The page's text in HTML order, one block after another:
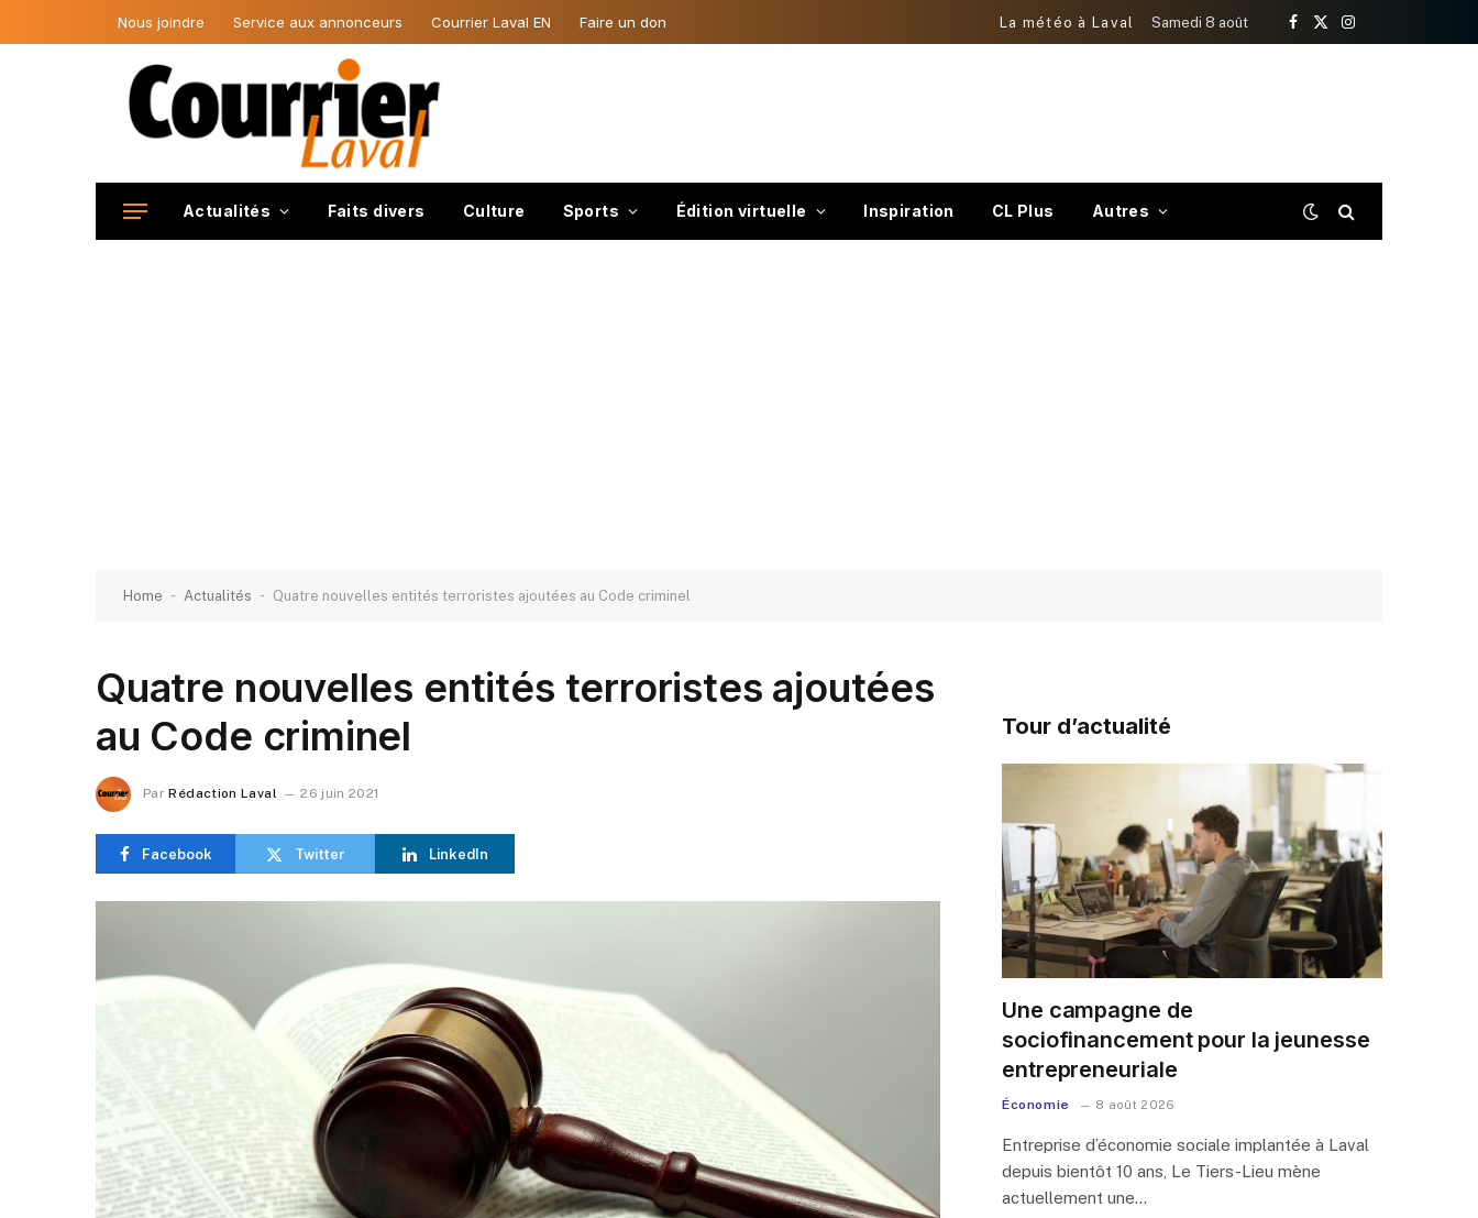
Nous joindre Service aux annonceurs Courrier Laval EN Faire un don La météo à Laval Samedi 8 août
Facebook
X
Instagram
Actualités Faits divers Culture Sports Édition virtuelle Inspiration CL Plus Autres
Home - Actualités - Quatre nouvelles entités terroristes ajoutées au Code criminel
Quatre nouvelles entités terroristes ajoutées
au Code criminel
Par Rédaction Laval 26 juin 2021
Facebook Twitter LinkedIn
Tour d’actualité
Une campagne de
sociofinancement pour la jeunesse
entrepreneuriale
Économie 8 août 2026
Entreprise d’économie sociale implantée à Laval
depuis bientôt 10 ans, Le Tiers-Lieu mène
actuellement une…